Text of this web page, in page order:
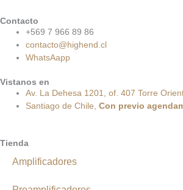
Contacto
+569 7 966 89 86
contacto@highend.cl
WhatsAapp
Vistanos en
Av. La Dehesa 1201, of. 407 Torre
Santiago de Chile, Con previo
Tienda
Amplificadores